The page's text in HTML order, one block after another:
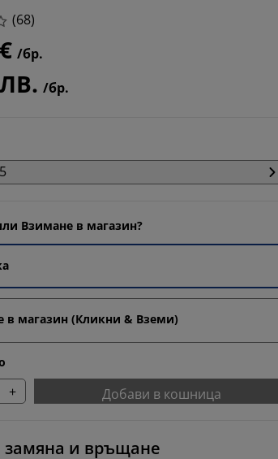
(68)
/бр.
/бр.
Взимане в магазин?
в магазин (Кликни & Вземи)
+ Добави в кошница
замяна и връщане